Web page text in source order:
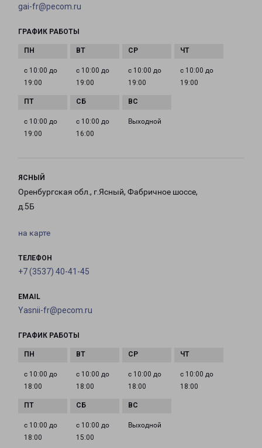
gai-fr@pecom.ru
ГРАФИК РАБОТЫ
с 10:00 до
19:00
с 10:00 до
19:00
с 10:00 до
19:00
с 10:00 до
19:00
с 10:00 до
19:00
с 10:00 до
16:00
Выходной
ЯСНЫЙ
Оренбургская обл., г.Ясный, Фабричное шоссе,
д.5Б
на карте
ТЕЛЕФОН
+7 (3537) 40-41-45
EMAIL
Yasnii-fr@pecom.ru
ГРАФИК РАБОТЫ
с 10:00 до
18:00
с 10:00 до
18:00
с 10:00 до
18:00
с 10:00 до
18:00
с 10:00 до
18:00
с 10:00 до
15:00
Выходной